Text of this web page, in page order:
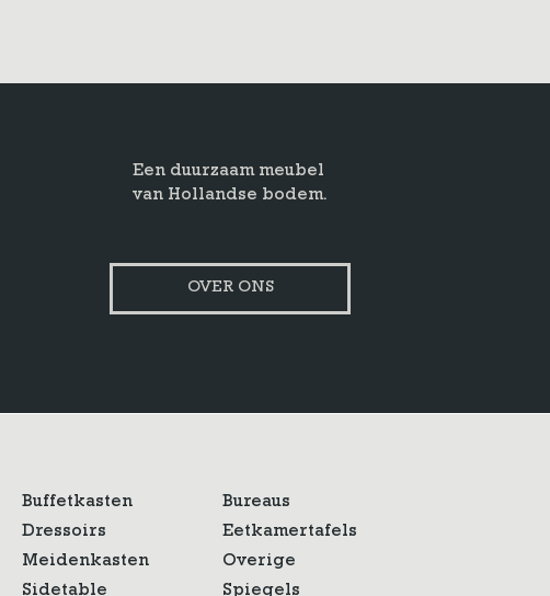
Een duurzaam meubel
van Hollandse bodem.
OVER ONS
Buffetkasten
Bureaus
Dressoirs
Eetkamertafels
Meidenkasten
Overige
Sidetable Spiegels